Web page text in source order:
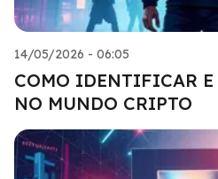
14/05/2026 - 06:05
COMO IDENTIFICAR E
NO MUNDO CRIPTO